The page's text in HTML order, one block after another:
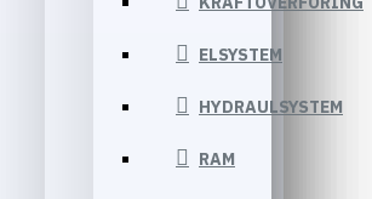
ELSYSTEM
HYDRAULSYSTEM
RAM